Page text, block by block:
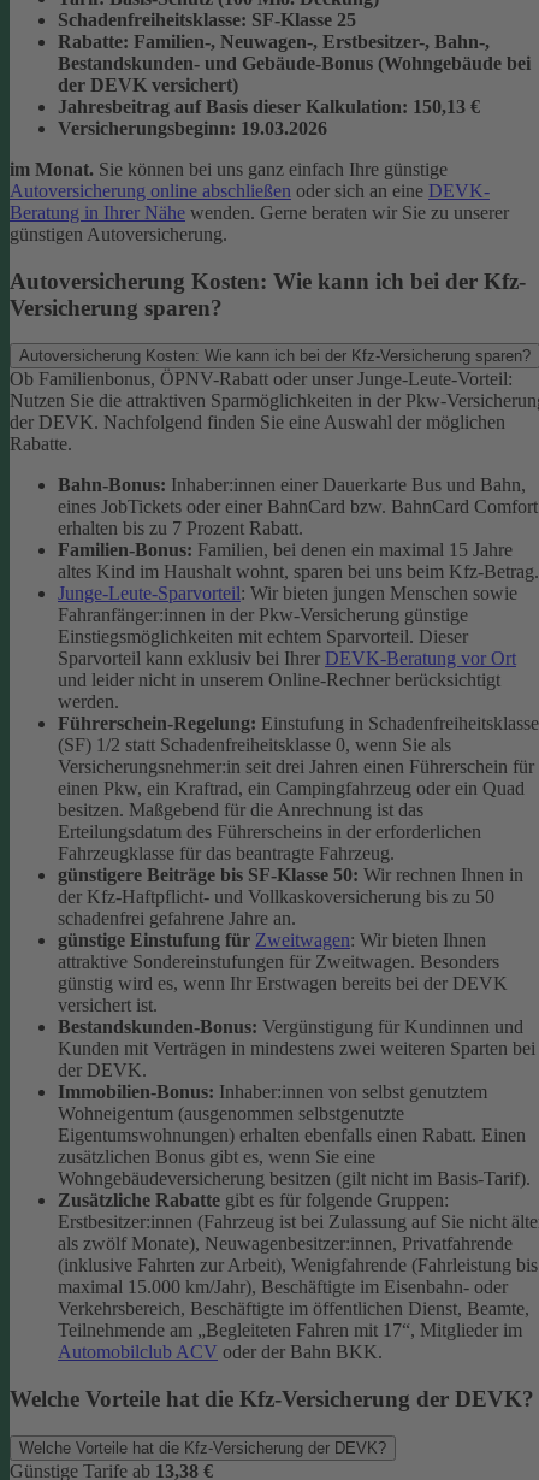
Schadenfreiheitsklasse: SF-Klasse 25
Rabatte: Familien-, Neuwagen-, Erstbesitzer-, Bahn-,
Bestandskunden- und Gebäude-Bonus (Wohngebäude bei
der DEVK versichert)
Jahresbeitrag auf Basis dieser Kalkulation: 150,13 €
Versicherungsbeginn: 19.03.2026
im Monat. Sie können bei uns ganz einfach Ihre günstige
Autoversicherung online abschließen oder sich an eine DEVK-
Beratung in Ihrer Nähe wenden. Gerne beraten wir Sie zu unserer
günstigen Autoversicherung.
Autoversicherung Kosten: Wie kann ich bei der Kfz-
Versicherung sparen?
Autoversicherung Kosten: Wie kann ich bei der Kfz-Versicherung sparen?
Ob Familienbonus, ÖPNV-Rabatt oder unser Junge-Leute-Vorteil:
Nutzen Sie die attraktiven Sparmöglichkeiten in der Pkw-
der DEVK. Nachfolgend finden Sie eine Auswahl der möglichen
Rabatte.
Bahn-Bonus: Inhaber:innen einer Dauerkarte Bus und Bahn,
eines JobTickets oder einer BahnCard bzw. BahnCard Comfort
erhalten bis zu 7 Prozent Rabatt.
Familien-Bonus: Familien, bei denen ein maximal 15 Jahre
altes Kind im Haushalt wohnt, sparen bei uns beim Kfz-Betrag.
Junge-Leute-Sparvorteil: Wir bieten jungen Menschen sowie
Fahranfänger:innen in der Pkw-Versicherung günstige
Einstiegsmöglichkeiten mit echtem Sparvorteil. Dieser
Sparvorteil kann exklusiv bei Ihrer DEVK-Beratung vor Ort
und leider nicht in unserem Online-Rechner berücksichtigt
werden.
Führerschein-Regelung: Einstufung in Schadenfreiheitsklasse
(SF) 1/2 statt Schadenfreiheitsklasse 0, wenn Sie als
Versicherungsnehmer:in seit drei Jahren einen Führerschein für
einen Pkw, ein Kraftrad, ein Campingfahrzeug oder ein Quad
besitzen. Maßgebend für die Anrechnung ist das
Erteilungsdatum des Führerscheins in der erforderlichen
Fahrzeugklasse für das beantragte Fahrzeug.
günstigere Beiträge bis SF-Klasse 50: Wir rechnen Ihnen in
der Kfz-Haftpflicht- und Vollkaskoversicherung bis zu 50
schadenfrei gefahrene Jahre an.
günstige Einstufung für Zweitwagen: Wir bieten Ihnen
attraktive Sondereinstufungen für Zweitwagen. Besonders
günstig wird es, wenn Ihr Erstwagen bereits bei der DEVK
versichert ist.
Bestandskunden-Bonus: Vergünstigung für Kundinnen und
Kunden mit Verträgen in mindestens zwei weiteren Sparten bei
der DEVK.
Immobilien-Bonus: Inhaber:innen von selbst genutztem
Wohneigentum (ausgenommen selbstgenutzte
Eigentumswohnungen) erhalten ebenfalls einen Rabatt. Einen
zusätzlichen Bonus gibt es, wenn Sie eine
Wohngebäudeversicherung besitzen (gilt nicht im Basis-Tarif).
Zusätzliche Rabatte gibt es für folgende Gruppen:
Erstbesitzer:innen (Fahrzeug ist bei Zulassung auf Sie nicht
als zwölf Monate), Neuwagenbesitzer:innen, Privatfahrende
(inklusive Fahrten zur Arbeit), Wenigfahrende (Fahrleistung bis
maximal 15.000 km/Jahr), Beschäftigte im Eisenbahn- oder
Verkehrsbereich, Beschäftigte im öffentlichen Dienst, Beamte,
Teilnehmende am „Begleiteten Fahren mit 17“, Mitglieder im
Automobilclub ACV oder der Bahn BKK.
Welche Vorteile hat die Kfz-Versicherung der DEVK?
Welche Vorteile hat die Kfz-Versicherung der DEVK?
Günstige Tarife ab 13,38 €